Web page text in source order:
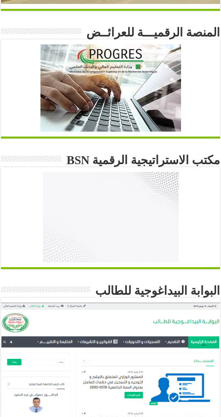
المنصة الرقميـــة للعرائــض
مكتب الاستراتيجية الرقمية BSN
البوابة البيداغوجية للطالب